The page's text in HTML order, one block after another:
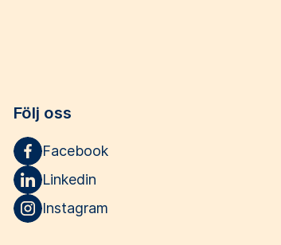
Följ oss
Facebook
Linkedin
Instagram